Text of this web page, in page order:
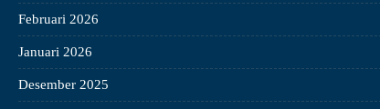
Februari 2026
Januari 2026
Desember 2025